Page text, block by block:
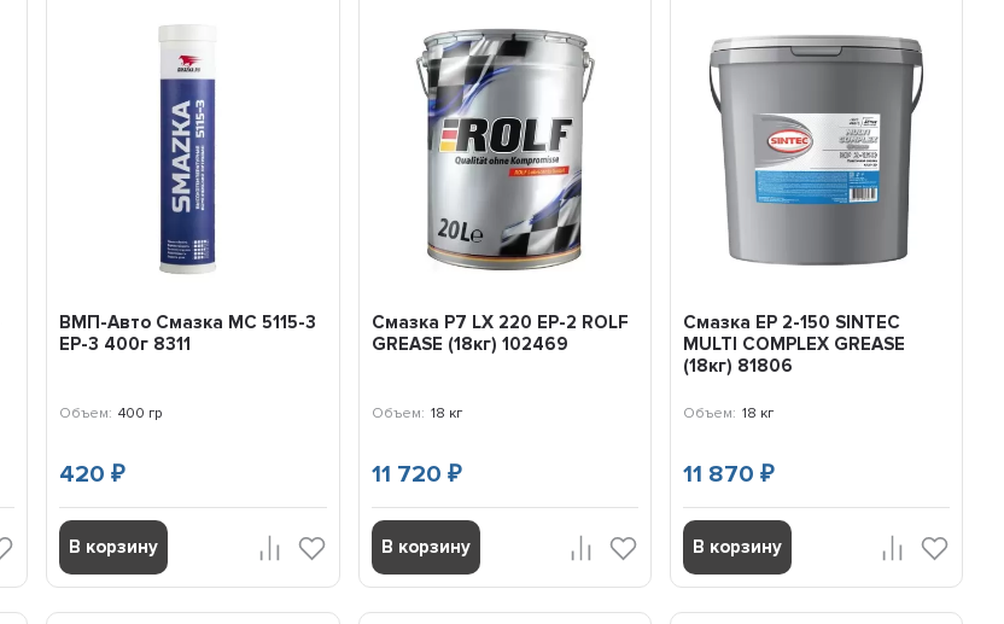
ВМП-Авто Смазка МС 5115-3
EP-3 400г 8311
Объем: 400 гр
420₽
В корзину
Смазка P7 LX 220 EP-2 ROLF
GREASE (18кг) 102469
Объем: 18 кг
11 720 ₽
В корзину
Смазка EP 2-150 SINTEC
MULTI COMPLEX GREASE
(18кг) 81806
Объем: 18 кг
11 870 ₽
В корзину